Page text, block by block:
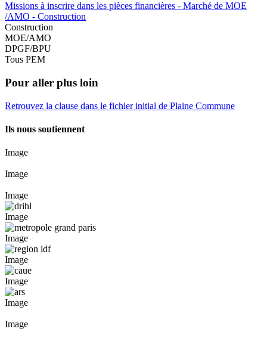
Missions à inscrire dans les pièces financières - Marché de MOE
/AMO - Construction
Construction
MOE/AMO
DPGF/BPU
Tous PEM
Pour aller plus loin
Retrouvez la clause dans le fichier initial de Plaine Commune
Ils nous soutiennent
Image
Image
Image
Image
Image
Image
Image
Image
Image